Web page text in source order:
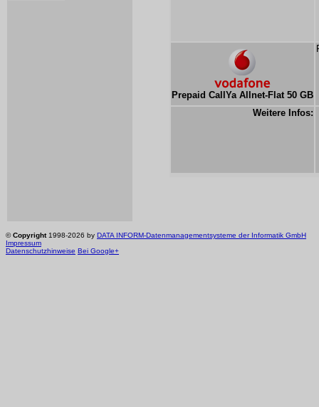
Prepaid CallYa Allnet-Flat 50 GB
Weitere Infos:
©Copyright1998-2026 by DATA INFORM-Datenmanagementsysteme der Informatik GmbH
Impressum
Datenschutzhinweise Bei Google+